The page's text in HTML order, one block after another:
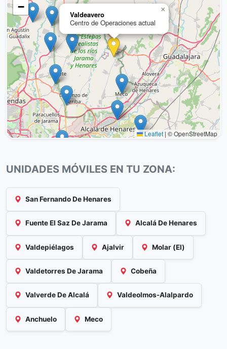
Valdeavero
Centro de Operaciones actual
×
−
Leaflet | © OpenStreetMap
UNIDADES MÓVILES EN TU ZONA:
San Fernando De Henares
Fuente El Saz De Jarama Alcalá De Henares
Valdepiélagos Ajalvir Molar (El)
Valdetorres De Jarama Cobeña
Valverde De Alcalá Valdeolmos-Alalpardo
Anchuelo Meco